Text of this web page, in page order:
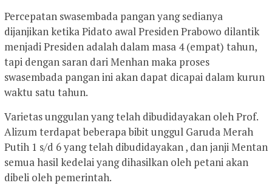
Percepatan swasembada pangan yang sedianya
dijanjikan ketika Pidato awal Presiden Prabowo dilantik
menjadi Presiden adalah dalam masa 4 (empat) tahun,
tapi dengan saran dari Menhan maka proses
swasembada pangan ini akan dapat dicapai dalam kurun
waktu satu tahun.
Varietas unggulan yang telah dibudidayakan oleh Prof.
Alizum terdapat beberapa bibit unggul Garuda Merah
Putih 1 s/d 6 yang telah dibudidayakan , dan janji Mentan
semua hasil kedelai yang dihasilkan oleh petani akan
dibeli oleh pemerintah.